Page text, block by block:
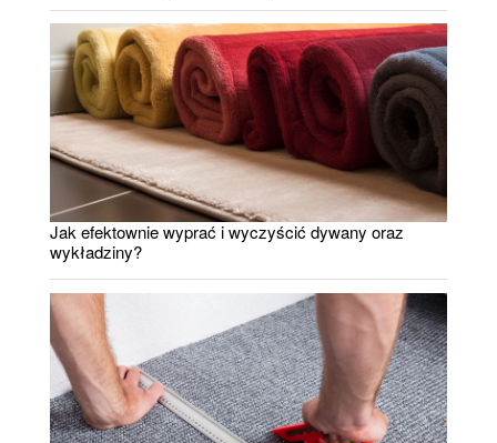
Jak efektownie wyprać i wyczyścić dywany oraz
wykładziny?